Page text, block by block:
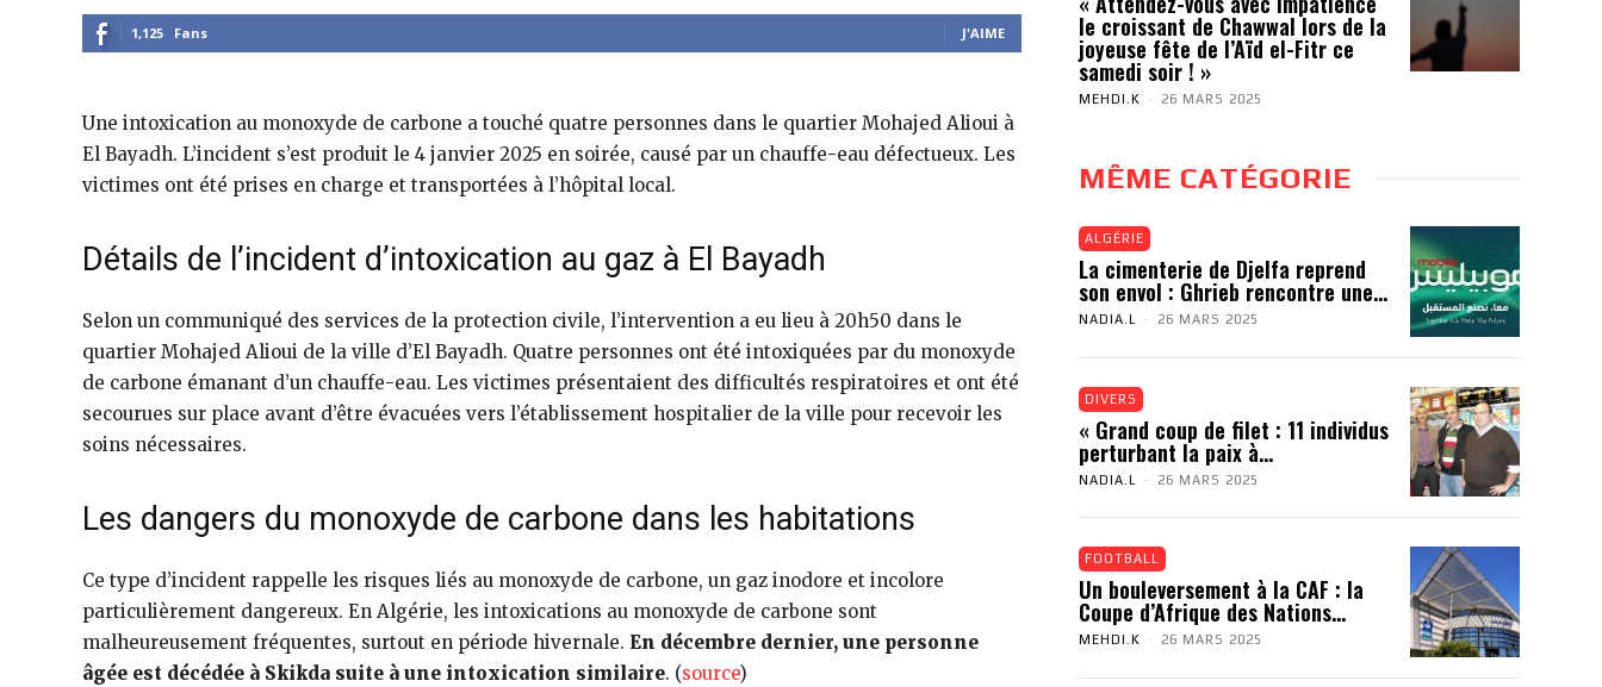
1,125 Fans J'AIME
Une intoxication au monoxyde de carbone a touché quatre personnes dans le quartier Mohajed Alioui à
El Bayadh. L’incident s’est produit le 4 janvier 2025 en soirée, causé par un chauffe-eau défectueux. Les
victimes ont été prises en charge et transportées à l’hôpital local.
Détails de l’incident d’intoxication au gaz à El Bayadh
Selon un communiqué des services de la protection civile, l’intervention a eu lieu à 20h50 dans le
quartier Mohajed Alioui de la ville d’El Bayadh. Quatre personnes ont été intoxiquées par du monoxyde
de carbone émanant d’un chauffe-eau. Les victimes présentaient des difficultés respiratoires et ont été
secourues sur place avant d’être évacuées vers l’établissement hospitalier de la ville pour recevoir les
soins nécessaires.
Les dangers du monoxyde de carbone dans les habitations
Ce type d’incident rappelle les risques liés au monoxyde de carbone, un gaz inodore et incolore
particulièrement dangereux. En Algérie, les intoxications au monoxyde de carbone sont
malheureusement fréquentes, surtout en période hivernale. En décembre dernier, une personne
âgée est décédée à Skikda suite à une intoxication similaire. (source)
le croissant de Chawwal lors de la
joyeuse fête de l’Aïd el-Fitr ce
samedi soir ! »
MEHDI.K - 26 MARS 2025
MÊME CATÉGORIE
ALGÉRIE
La cimenterie de Djelfa reprend
son envol : Ghrieb rencontre une...
NADIA.L - 26 MARS 2025
DIVERS
« Grand coup de filet : 11 individus
perturbant la paix à...
NADIA.L - 26 MARS 2025
FOOTBALL
Un bouleversement à la CAF : la
Coupe d’Afrique des Nations...
MEHDI.K - 26 MARS 2025